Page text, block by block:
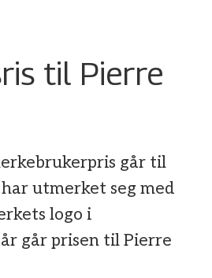
til Pierre
går til
utmerket seg med
logo i
går prisen til Pierre